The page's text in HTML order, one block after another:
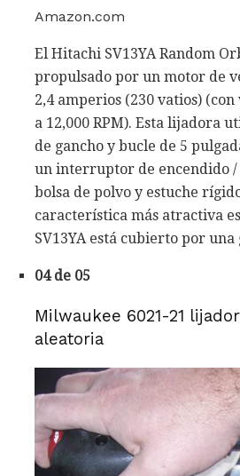
Amazon.com
El Hitachi SV13YA Random
propulsado por un motor de
2,4 amperios (230 vatios)
a 12,000 RPM). Esta lijadora
de gancho y bucle de 5
un interruptor de encendido /
bolsa de polvo y estuche
característica más atractiva
SV13YA está cubierto por una
04 de 05
Milwaukee 6021-21
aleatoria